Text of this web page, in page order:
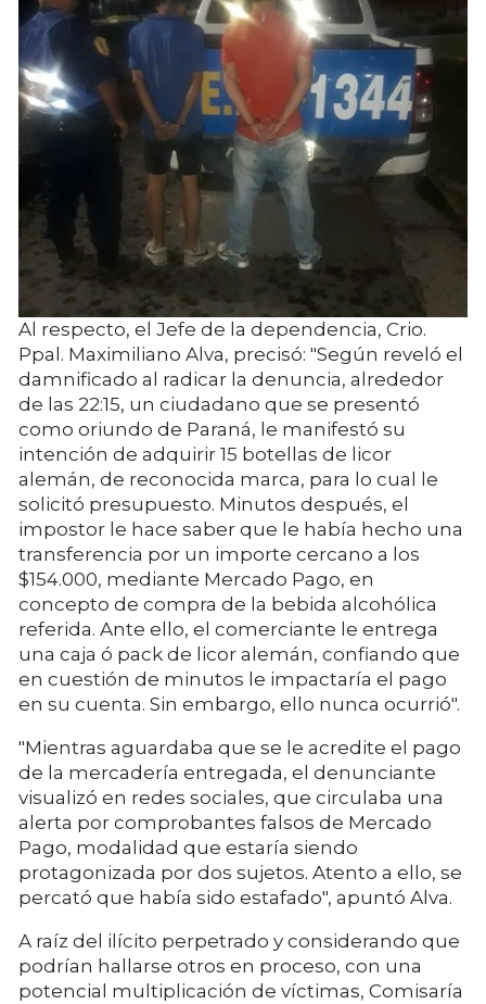
Al respecto, el Jefe de la dependencia, Crio.
Ppal. Maximiliano Alva, precisó: "Según reveló el
damnificado al radicar la denuncia, alrededor
de las 22:15, un ciudadano que se presentó
como oriundo de Paraná, le manifestó su
intención de adquirir 15 botellas de licor
alemán, de reconocida marca, para lo cual le
solicitó presupuesto. Minutos después, el
impostor le hace saber que le había hecho una
transferencia por un importe cercano a los
$154.000, mediante Mercado Pago, en
concepto de compra de la bebida alcohólica
referida. Ante ello, el comerciante le entrega
una caja ó pack de licor alemán, confiando que
en cuestión de minutos le impactaría el pago
en su cuenta. Sin embargo, ello nunca ocurrió".
"Mientras aguardaba que se le acredite el pago
de la mercadería entregada, el denunciante
visualizó en redes sociales, que circulaba una
alerta por comprobantes falsos de Mercado
Pago, modalidad que estaría siendo
protagonizada por dos sujetos. Atento a ello, se
percató que había sido estafado", apuntó Alva.
A raíz del ilícito perpetrado y considerando que
podrían hallarse otros en proceso, con una
potencial multiplicación de víctimas, Comisaría